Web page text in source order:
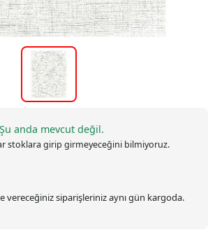
Şu anda mevcut değil.
stoklara girip girmeyeceğini bilmiyoruz.
vereceğiniz siparişlerinizaynı gün kargoda.